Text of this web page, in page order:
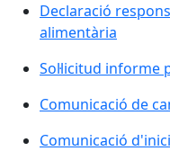
Declaració
alimentària
Sol·licitud informe
Comunicació de
Comunicació